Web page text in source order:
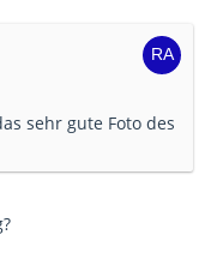
sehr gute Foto des